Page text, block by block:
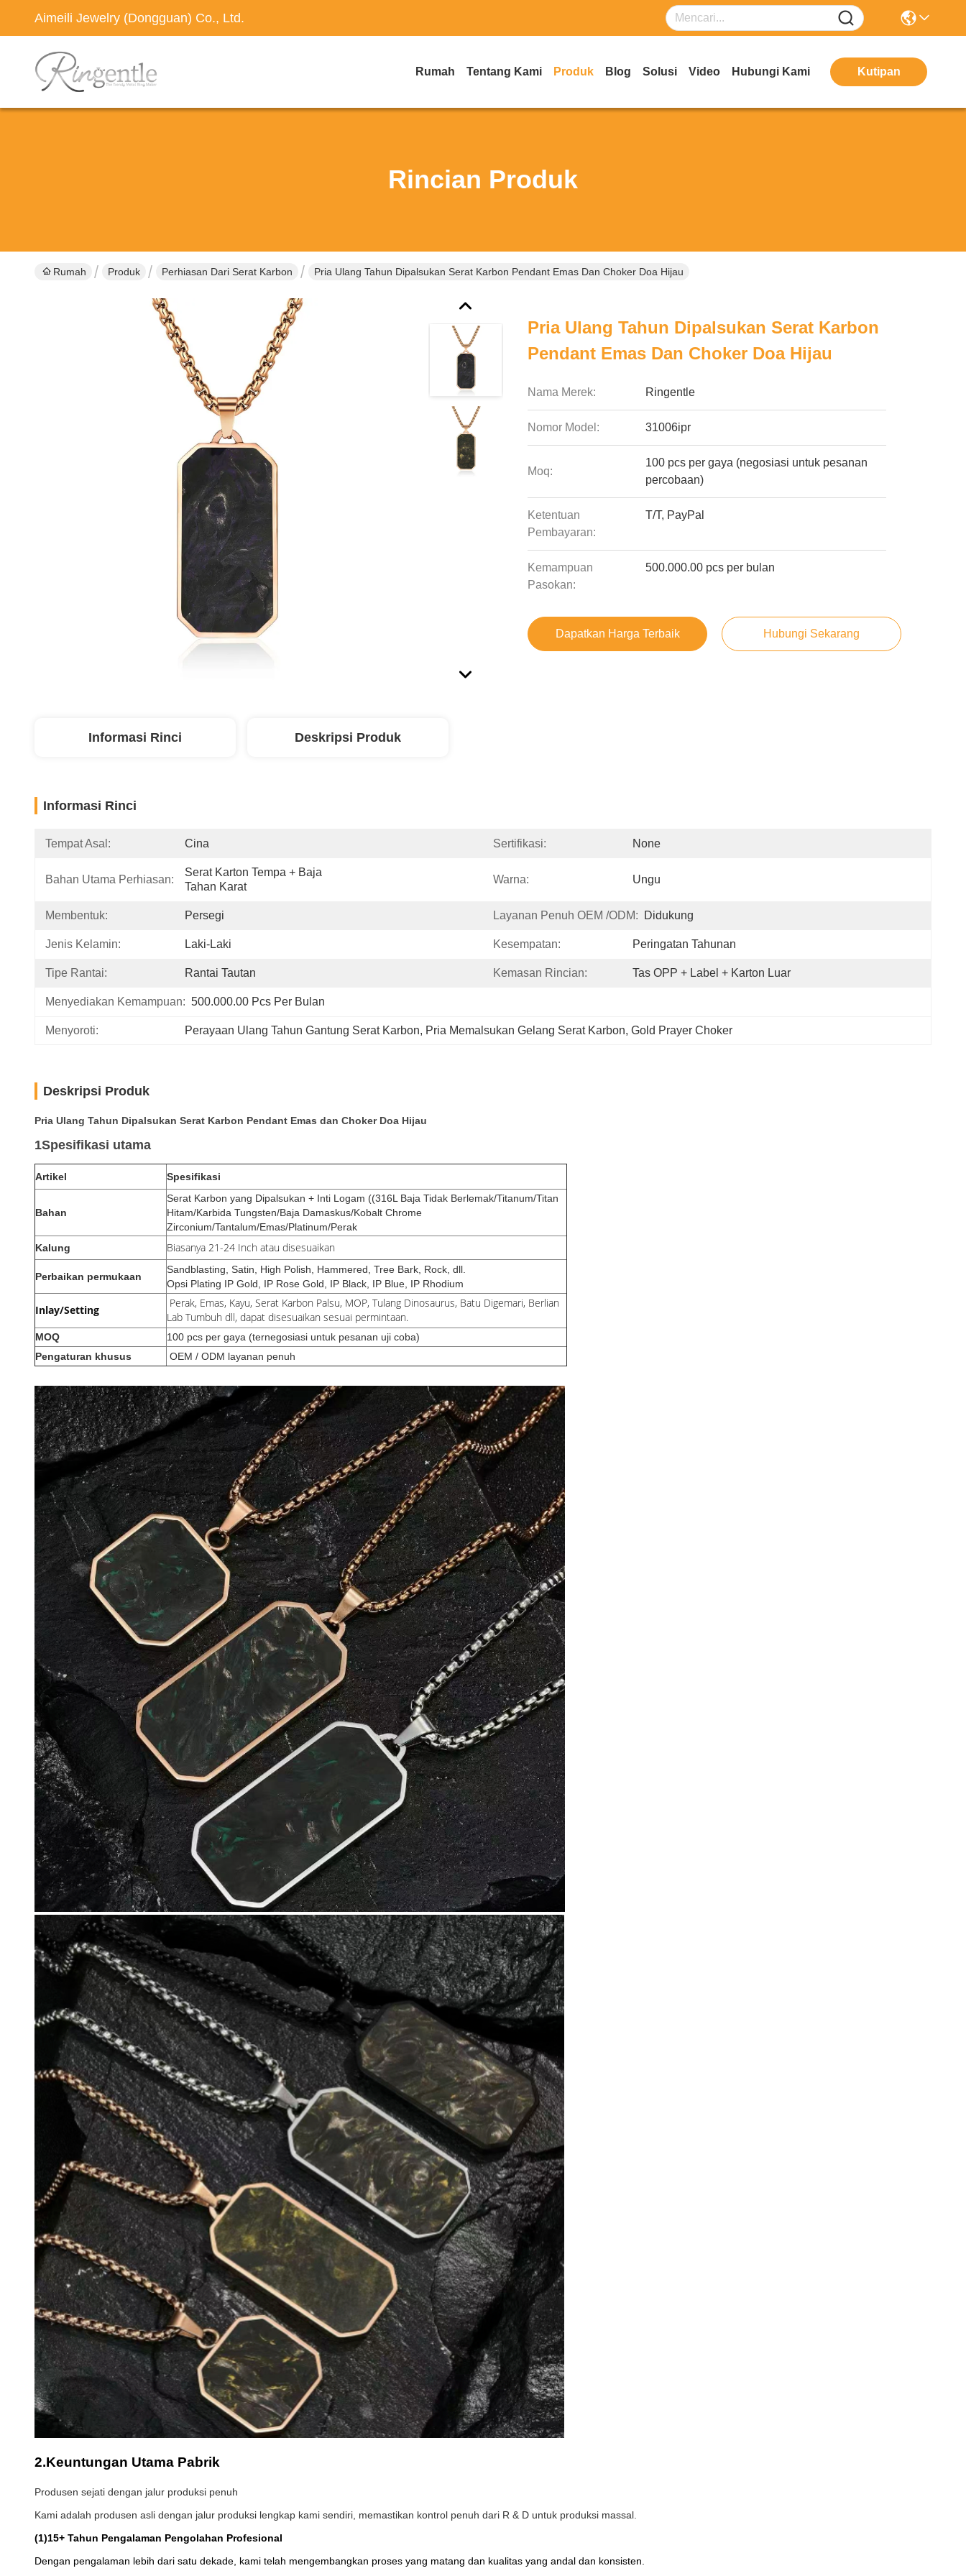
Aimeili Jewelry (Dongguan) Co., Ltd.
Rumah Tentang Kami Produk Blog Solusi Video Hubungi Kami Kutipan
Rincian Produk
Rumah Produk Perhiasan Dari Serat Karbon Pria Ulang Tahun Dipalsukan Serat Karbon Pendant Emas Dan Choker Doa Hijau
Pria Ulang Tahun Dipalsukan Serat Karbon
Pendant Emas Dan Choker Doa Hijau
Nama Merek: Ringentle
Nomor Model: 31006ipr
Moq:
100 pcs per gaya (negosiasi untuk pesanan
percobaan)
Ketentuan
Pembayaran:
T/T, PayPal
Kemampuan
Pasokan:
500.000.00 pcs per bulan
Dapatkan Harga Terbaik Hubungi Sekarang
Informasi Rinci Deskripsi Produk
Informasi Rinci
Tempat Asal: Cina Sertifikasi: None
Bahan Utama Perhiasan:
Serat Karton Tempa + Baja
Tahan Karat
Warna: Ungu
Membentuk: Persegi Layanan Penuh OEM /ODM: Didukung
Jenis Kelamin: Laki-Laki Kesempatan: Peringatan Tahunan
Tipe Rantai: Rantai Tautan Kemasan Rincian: Tas OPP + Label + Karton Luar
Menyediakan Kemampuan: 500.000.00 Pcs Per Bulan
Menyoroti: Perayaan Ulang Tahun Gantung Serat Karbon, Pria Memalsukan Gelang Serat Karbon, Gold Prayer Choker
Deskripsi Produk
Pria Ulang Tahun Dipalsukan Serat Karbon Pendant Emas dan Choker Doa Hijau
1Spesifikasi utama
Artikel Spesifikasi
Bahan
Serat Karbon yang Dipalsukan + Inti Logam ((316L Baja Tidak Berlemak/Titanum/Titan
Hitam/Karbida Tungsten/Baja Damaskus/Kobalt Chrome
Zirconium/Tantalum/Emas/Platinum/Perak
Kalung
Biasanya 21-24 Inch atau disesuaikan
Perbaikan permukaan
Sandblasting, Satin, High Polish, Hammered, Tree Bark, Rock, dll.
Opsi Plating IP Gold, IP Rose Gold, IP Black, IP Blue, IP Rhodium
Inlay/Setting
Perak, Emas, Kayu, Serat Karbon Palsu, MOP, Tulang Dinosaurus, Batu Digemari, Berlian
Lab Tumbuh dll, dapat disesuaikan sesuai permintaan.
MOQ
100 pcs per gaya (ternegosiasi untuk pesanan uji coba)
Pengaturan khusus
OEM / ODM layanan penuh
2.Keuntungan Utama Pabrik
Produsen sejati dengan jalur produksi penuh
Kami adalah produsen asli dengan jalur produksi lengkap kami sendiri, memastikan kontrol penuh dari R & D untuk produksi massal.
(1)15+ Tahun Pengalaman Pengolahan Profesional
Dengan pengalaman lebih dari satu dekade, kami telah mengembangkan proses yang matang dan kualitas yang andal dan konsisten.